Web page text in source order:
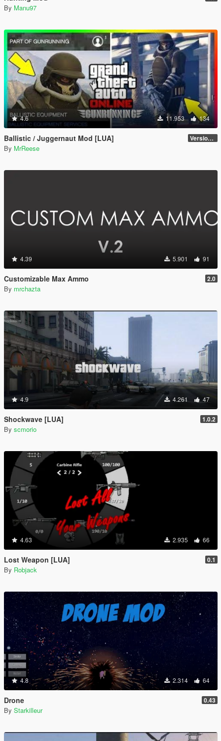
By Manu97
4.6 11.953 134
Ballistic / Juggernaut Mod [LUA] Version 6.0
By MrReese
4.39 5.901 91
Customizable Max Ammo 2.0
By mrchazta
4.9 4.261 47
Shockwave [LUA] 1.0.2
By scmorio
4.63 2.935 66
Lost Weapon [LUA] 0.1
By Robjack
4.8 2.314 64
Drone 0.43
By Starkilleur